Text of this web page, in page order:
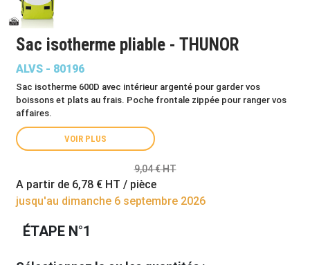
Sac isotherme pliable - THUNOR
ALVS - 80196
Sac isotherme 600D avec intérieur argenté pour garder vos
boissons et plats au frais. Poche frontale zippée pour ranger vos
affaires.
VOIR PLUS
9,04 € HT
A partir de 6,78 € HT / pièce
jusqu'au dimanche 6 septembre 2026
ÉTAPE N°1